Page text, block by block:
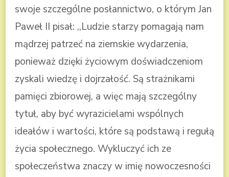
swoje szczególne posłannictwo, o którym Jan
Paweł II pisał: ,,Ludzie starzy pomagają nam
mądrzej patrzeć na ziemskie wydarzenia,
ponieważ dzięki życiowym doświadczeniom
zyskali wiedzę i dojrzałość. Są strażnikami
pamięci zbiorowej, a więc mają szczególny
tytuł, aby być wyrazicielami wspólnych
ideałów i wartości, które są podstawą i regułą
życia społecznego. Wykluczyć ich ze
społeczeństwa znaczy w imię nowoczesności